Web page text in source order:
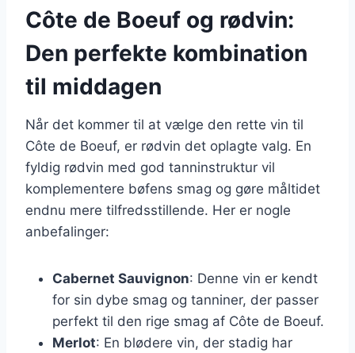
Côte de Boeuf og rødvin:
Den perfekte kombination
til middagen
Når det kommer til at vælge den rette vin til
Côte de Boeuf, er rødvin det oplagte valg. En
fyldig rødvin med god tanninstruktur vil
komplementere bøfens smag og gøre måltidet
endnu mere tilfredsstillende. Her er nogle
anbefalinger:
Cabernet Sauvignon: Denne vin er kendt
for sin dybe smag og tanniner, der passer
perfekt til den rige smag af Côte de Boeuf.
Merlot: En blødere vin, der stadig har